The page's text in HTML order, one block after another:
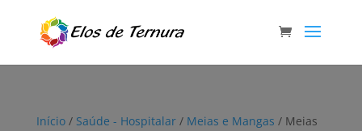
Início/ Saúde - Hospitalar/ Meias e Mangas / Meias